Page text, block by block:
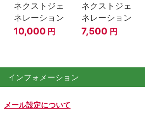
ネクストジェ
ネレーション
10,000 円
ネクストジェ
ネレーション
7,500 円
インフォメーション
メール設定について